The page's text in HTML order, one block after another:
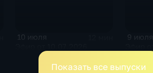
10 июля 9 июля
Показать все выпуски